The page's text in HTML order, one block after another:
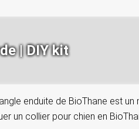
| DIY kit
enduite de BioThane est
un collier pour chien en